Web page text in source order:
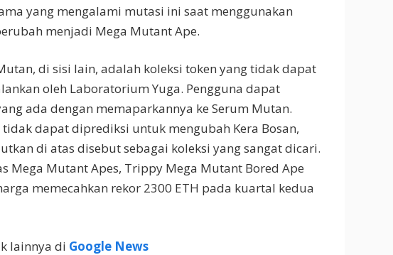
yang mengalami mutasi ini saat menggunakan
menjadi Mega Mutant Ape.
di sisi lain, adalah koleksi token yang tidak dapat
oleh Laboratorium Yuga. Pengguna dapat
ada dengan memaparkannya ke Serum Mutan.
tidak dapat diprediksi untuk mengubah Kera Bosan,
di atas disebut sebagai koleksi yang sangat dicari.
Mega Mutant Apes, Trippy Mega Mutant Bored Ape
memecahkan rekor 2300 ETH pada kuartal kedua
lainnya di Google News